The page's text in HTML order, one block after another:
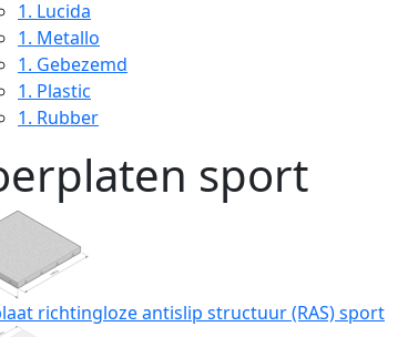
1. Lucida
1. Metallo
1. Gebezemd
1. Plastic
1. Rubber
sport
richtingloze antislip structuur (RAS) sport